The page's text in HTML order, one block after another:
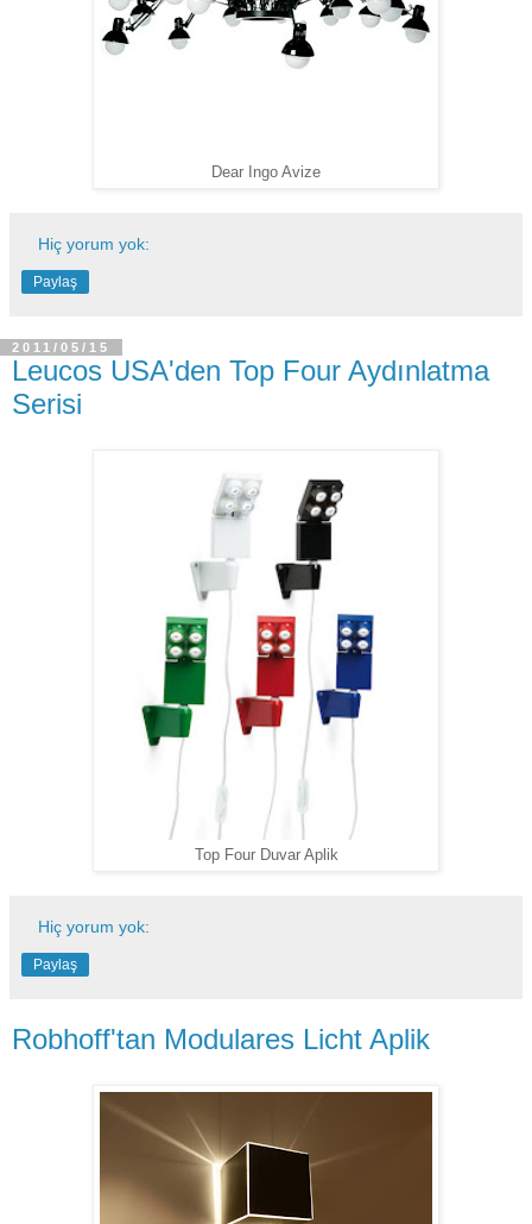
Dear Ingo Avize
Hiç yorum yok:
Paylaş
2011/05/15
Leucos USA'den Top Four Aydınlatma
Serisi
Top Four Duvar Aplik
Hiç yorum yok:
Paylaş
Robhoff'tan Modulares Licht Aplik